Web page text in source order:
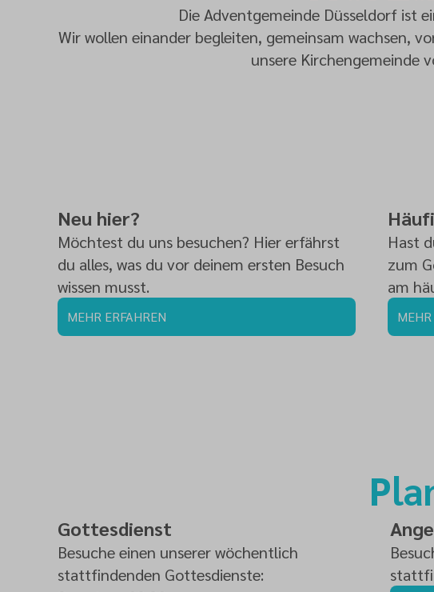
Die Adventgemeinde Düsseldorf ist
Wir wollen einander begleiten, gemeinsam wachsen,
unsere Kirchengemeinde
Neu hier?
Möchtest du uns besuchen? Hier erfährst
du alles, was du vor deinem ersten Besuch
wissen musst.
MEHR ERFAHREN
Hast
zum
am
Gottesdienst
Besuche einen unserer wöchentlich
stattfindenden Gottesdienste: